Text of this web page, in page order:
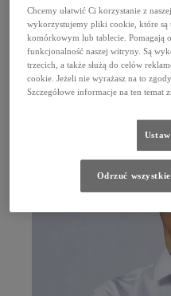
Kamui Kobayashi
Dyrektor zespołu i kierowca
Chcemy ułatwić Ci korzystanie z
wykorzystujemy pliki cookie, które są
komórkowym lub tablecie. Pomagają
funkcjonalność naszej witryny. Są
trzecich, a także służą do celów
cookie. Jeżeli nie wyrażasz na to
Szczegółowe informacje na ten temat
Odrzuć wszystkie